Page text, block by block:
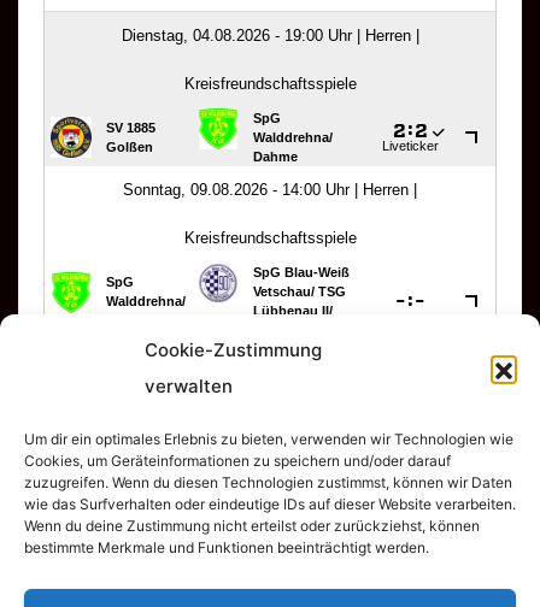
Cookie-Zustimmung
verwalten
Um dir ein optimales Erlebnis zu bieten, verwenden wir Technologien wie
Cookies, um Geräteinformationen zu speichern und/oder darauf
zuzugreifen. Wenn du diesen Technologien zustimmst, können wir Daten
wie das Surfverhalten oder eindeutige IDs auf dieser Website verarbeiten.
Wenn du deine Zustimmung nicht erteilst oder zurückziehst, können
bestimmte Merkmale und Funktionen beeinträchtigt werden.
TSV Empor Dahme e.V.